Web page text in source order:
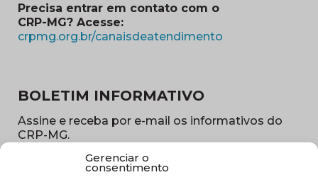
Gerenciar o
consentimento
Precisa entrar em contato com o
CRP-MG? Acesse:
crpmg.org.br/canaisdeatendimento
BOLETIM INFORMATIVO
Assine e receba por e-mail os informativos do
CRP-MG.